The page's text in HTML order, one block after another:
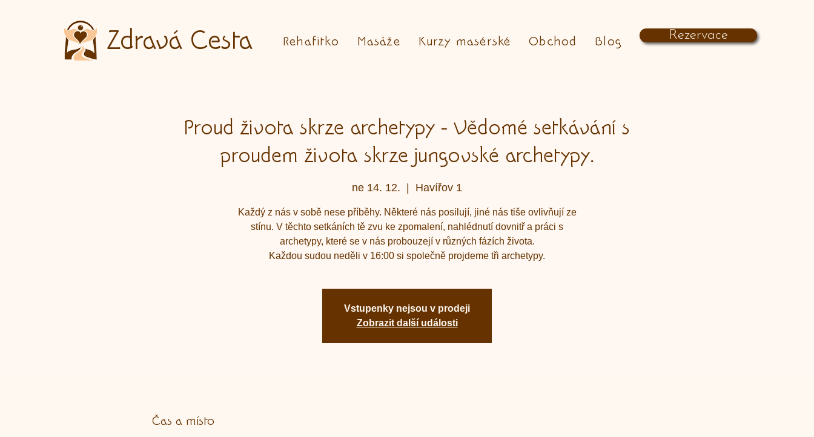
Zdravá Cesta Rehafitko Masáže Kurzy masérské Obchod Blog Rezervace
Proud života skrze archetypy - Vědomé setkávání s
proudem života skrze jungovské archetypy.
ne 14. 12.
  |
Havířov 1
Každý z nás v sobě nese příběhy. Některé nás posilují, jiné nás tiše ovlivňují ze
stínu. V těchto setkáních tě zvu ke zpomalení, nahlédnutí dovnitř a práci s
archetypy, které se v nás probouzejí v různých fázích života.
Každou sudou neděli v 16:00 si společně projdeme tři archetypy.
Vstupenky nejsou v prodeji
Zobrazit další události
Čas a místo